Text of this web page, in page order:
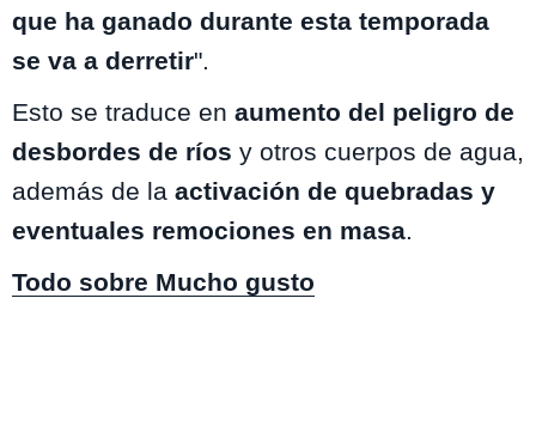
que ha ganado durante esta temporada
se va a derretir".
Esto se traduce en aumento del peligro de
desbordes de ríos y otros cuerpos de agua,
además de la activación de quebradas y
eventuales remociones en masa
Todo sobre Mucho gusto